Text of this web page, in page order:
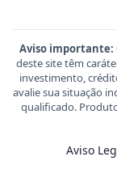
Aviso importante:
deste site têm
investimento,
avalie sua situação
qualificado.
Aviso